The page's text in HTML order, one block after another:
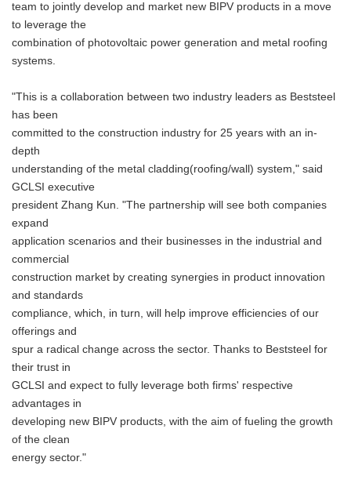
team to jointly develop and market new BIPV products in a move
to leverage the
combination of photovoltaic power generation and metal roofing
systems.
"This is a collaboration between two industry leaders as Beststeel
has been
committed to the construction industry for 25 years with an in-
depth
understanding of the metal cladding(roofing/wall) system," said
GCLSI executive
president Zhang Kun. "The partnership will see both companies
expand
application scenarios and their businesses in the industrial and
commercial
construction market by creating synergies in product innovation
and standards
compliance, which, in turn, will help improve efficiencies of our
offerings and
spur a radical change across the sector. Thanks to Beststeel for
their trust in
GCLSI and expect to fully leverage both firms' respective
advantages in
developing new BIPV products, with the aim of fueling the growth
of the clean
energy sector."